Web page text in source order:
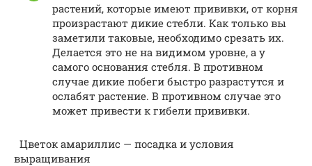
растений, которые имеют прививки, от корня
произрастают дикие стебли. Как только вы
заметили таковые, необходимо срезать их.
Делается это не на видимом уровне, а у
самого основания стебля. В противном
случае дикие побеги быстро разрастутся и
ослабят растение. В противном случае это
может привести к гибели прививки.
Цветок амариллис — посадка и условия
выращивания